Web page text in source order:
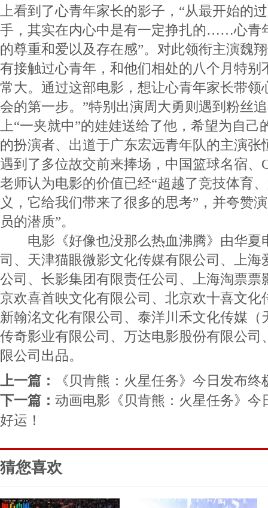
上看到了心青年家长的影子，“从最开始的
手，其实在内心中是有一定挣扎的……心青
的尊重和爱以及存在感”。对此领衔主演魏
有接触过心青年，和他们相处的八个月特别
常大。通过这部电影，想让心青年家长带领
会的第一步。”特别出演周大勇则遇到粉丝
上“一夹就中”的娃娃送给了他，希望为自
的扮演者、出道于广东宏远青年队的主演张
遇到了多位故交前来捧场，中国篮球名宿、
老师认为电影的价值已经“超越了竞技体育
义，它给我们带来了很多的思考”，并夸赞
员的潜质”。
电影《好像也没那么热血沸腾》由华夏
司、天津猫眼微影文化传媒有限公司、上海
公司、长影集团有限责任公司、上海淘票票
京欢喜首映文化有限公司、北京欢十喜文化
新翰洺文化有限公司、泰洋川禾文化传媒（
传奇影业有限公司、万达电影股份有限公司
限公司出品。
上一篇：
《贝肯熊：火星任务》今日发布终
下一篇： 动画电影《贝肯熊：火星任务》今
好运！
猜您喜欢